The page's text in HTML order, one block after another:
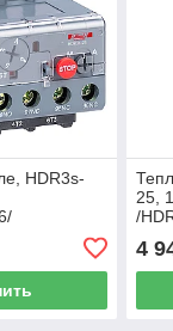
HDR3s-
25,
/
4